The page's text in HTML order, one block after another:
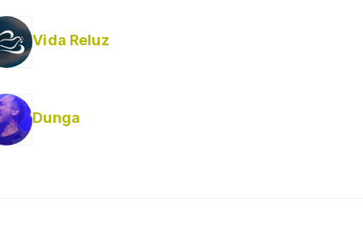
Vida Reluz
Dunga